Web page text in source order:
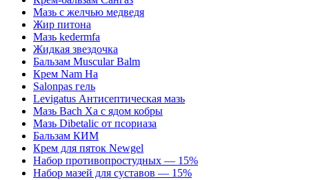
Мазь с желчью медведя
Жир питона
Мазь kedermfa
Жидкая звездочка
Бальзам Muscular Balm
Крем Nam Ha
Salonpas гель
Levigatus Антисептическая мазь
Мазь Bach Xa с ядом кобры
Мазь Dibetalic от псориаза
Бальзам КИМ
Крем для пяток Newgel
Набор противопростудных — 15%
Набор мазей для суставов — 15%